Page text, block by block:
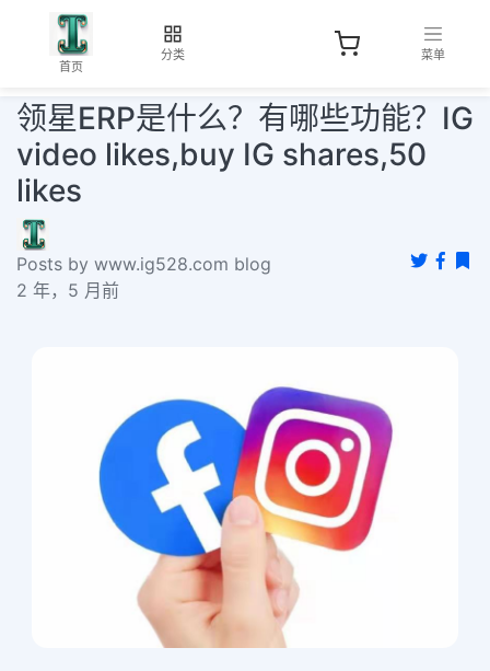
首页
分类 菜单
领星ERP是什么？有哪些功能？IG
video likes,buy IG shares,50
likes
Posts by www.ig528.com blog
2 年，5 月前